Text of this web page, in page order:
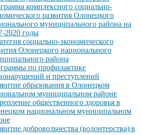
комплексного социально-
развития Олонецкого
муниципального района на
2020 годы
социально-экономического
Олонецкого национального
района
по профилактике
и преступлений
образования в Олонецком
муниципальном районе
общественного здоровья в
национальном муниципальном
добровольчества (волонтерства) в